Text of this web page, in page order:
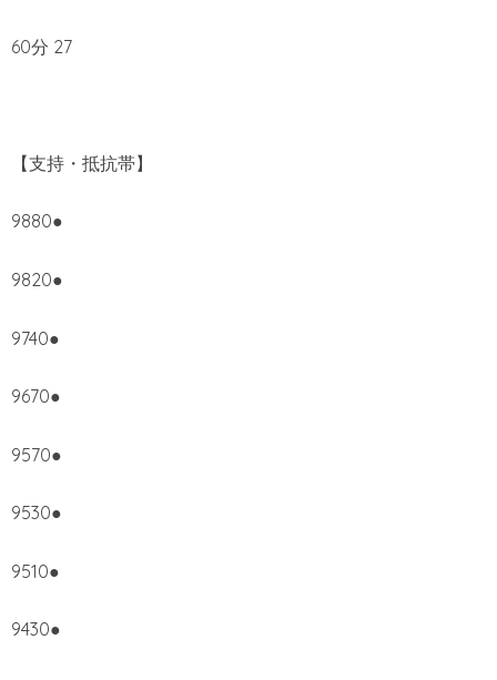
60分 27
【支持・抵抗帯】
9880●
9820●
9740●
9670●
9570●
9530●
9510●
9430●